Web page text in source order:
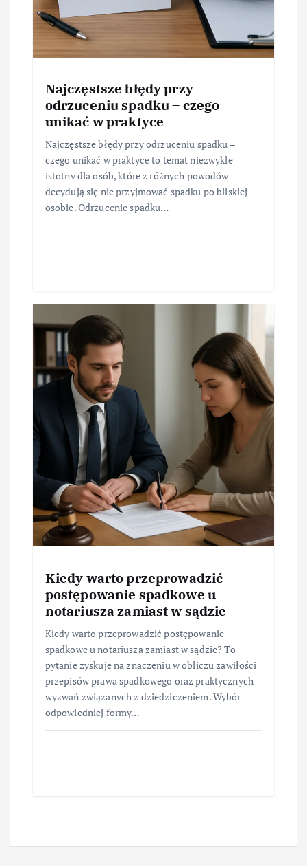
Najczęstsze błędy przy
odrzuceniu spadku – czego
unikać w praktyce
Najczęstsze błędy przy odrzuceniu spadku –
czego unikać w praktyce to temat niezwykle
istotny dla osób, które z różnych powodów
decydują się nie przyjmować spadku po bliskiej
osobie. Odrzucenie spadku…
Kiedy warto przeprowadzić
postępowanie spadkowe u
notariusza zamiast w sądzie
Kiedy warto przeprowadzić postępowanie
spadkowe u notariusza zamiast w sądzie? To
pytanie zyskuje na znaczeniu w obliczu zawiłości
przepisów prawa spadkowego oraz praktycznych
wyzwań związanych z dziedziczeniem. Wybór
odpowiedniej formy…